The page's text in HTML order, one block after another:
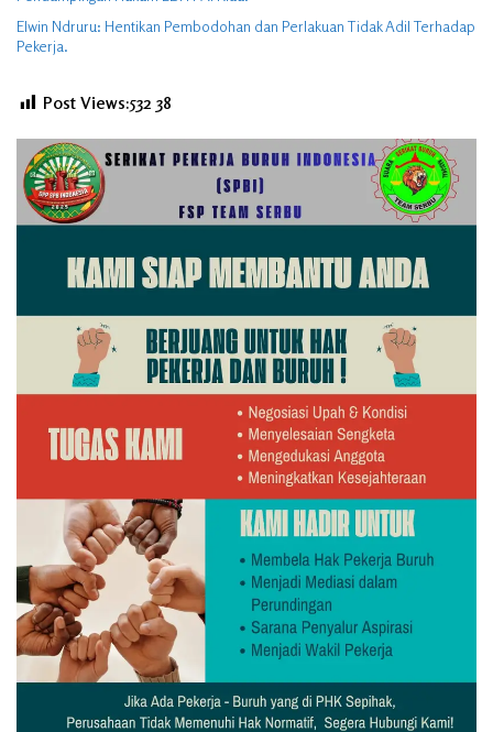
Elwin Ndruru: Hentikan Pembodohan dan Perlakuan Tidak Adil Terhadap
Pekerja.
Post Views:532 38